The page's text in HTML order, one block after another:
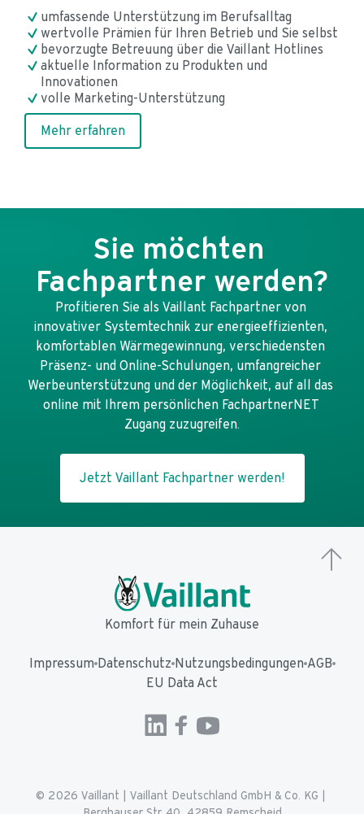
umfassende Unterstützung im Berufsalltag
wertvolle Prämien für Ihren Betrieb und Sie selbst
bevorzugte Betreuung über die Vaillant Hotlines
aktuelle Information zu Produkten und
Innovationen
volle Marketing-Unterstützung
Mehr erfahren
Sie möchten
Fachpartner werden?
Profitieren Sie als Vaillant Fachpartner von
innovativer Systemtechnik zur energieeffizienten,
komfortablen Wärmegewinnung, verschiedensten
Präsenz- und Online-Schulungen, umfangreicher
Werbeunterstützung und der Möglichkeit, auf all das
online mit Ihrem persönlichen FachpartnerNET
Zugang zuzugreifen.
Jetzt Vaillant Fachpartner werden!
Komfort für mein Zuhause
Impressum Datenschutz Nutzungsbedingungen AGB
EU Data Act
© 2026 Vaillant
Vaillant Deutschland GmbH & Co. KG |